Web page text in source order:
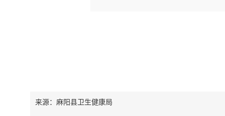
来源：麻阳县卫生健康局